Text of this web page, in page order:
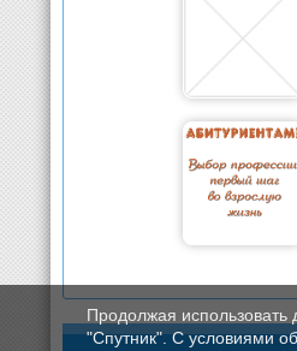
Продолжая
"Спутник". С условиями